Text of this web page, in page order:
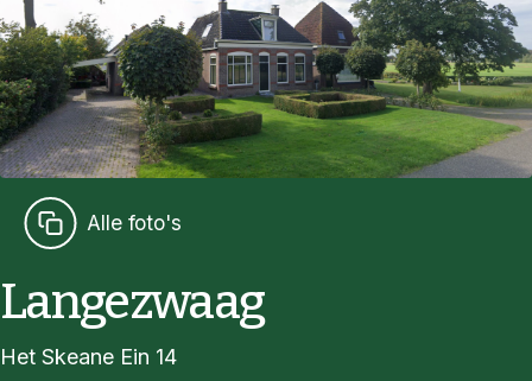
Alle foto's
Langezwaag
Het Skeane Ein 14